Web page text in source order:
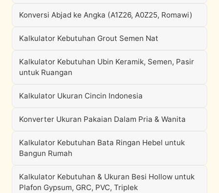
Konversi Abjad ke Angka (A1Z26, A0Z25, Romawi)
Kalkulator Kebutuhan Grout Semen Nat
Kalkulator Kebutuhan Ubin Keramik, Semen, Pasir
untuk Ruangan
Kalkulator Ukuran Cincin Indonesia
Konverter Ukuran Pakaian Dalam Pria & Wanita
Kalkulator Kebutuhan Bata Ringan Hebel untuk
Bangun Rumah
Kalkulator Kebutuhan & Ukuran Besi Hollow untuk
Plafon Gypsum, GRC, PVC, Triplek